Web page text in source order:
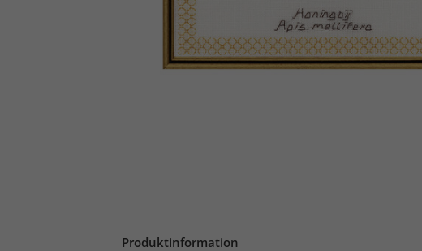
Produktinformation